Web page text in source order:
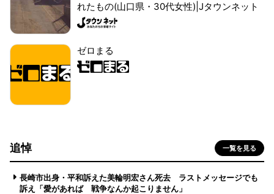
れたもの(山口県・30代女性)|Jタウンネット
ゼロまる
追悼 一覧を見る
長崎市出身・平和訴えた美輪明宏さん死去 ラストメッセージでも
訴え「愛があれば 戦争なんか起こりません」